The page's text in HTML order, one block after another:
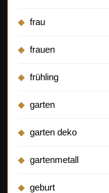
frau
frauen
frühling
garten
garten deko
gartenmetall
geburt